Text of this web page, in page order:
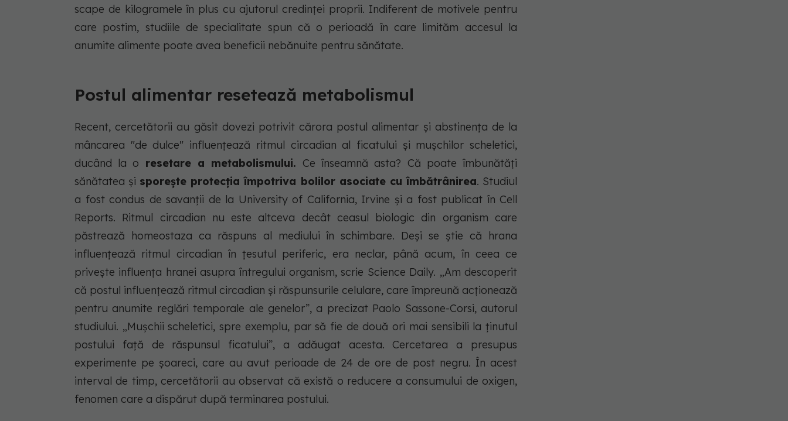
scape de kilogramele în plus cu ajutorul credinţei proprii. Indiferent de motivele pentru
care postim, studiile de specialitate spun că o perioadă în care limităm accesul la
anumite alimente poate avea beneficii nebănuite pentru sănătate.
Postul alimentar resetează metabolismul
Recent, cercetătorii au găsit dovezi potrivit cărora postul alimentar şi abstinenţa de la
mâncarea "de dulce" influenţează ritmul circadian al ficatului şi muşchilor scheletici,
ducând la o resetare a metabolismului. Ce înseamnă asta? Că poate îmbunătăţi
sănătatea şi sporeşte protecţia împotriva bolilor asociate cu îmbătrânirea. Studiul
a fost condus de savanţii de la University of California, Irvine şi a fost publicat în Cell
Reports. Ritmul circadian nu este altceva decât ceasul biologic din organism care
păstrează homeostaza ca răspuns al mediului în schimbare. Deşi se ştie că hrana
influenţează ritmul circadian în ţesutul periferic, era neclar, până acum, în ceea ce
priveşte influenţa hranei asupra întregului organism, scrie Science Daily. „Am descoperit
că postul influenţează ritmul circadian şi răspunsurile celulare, care împreună acţionează
pentru anumite reglări temporale ale genelor”, a precizat Paolo Sassone-Corsi, autorul
studiului. „Muşchii scheletici, spre exemplu, par să fie de două ori mai sensibili la ţinutul
postului faţă de răspunsul ficatului”, a adăugat acesta. Cercetarea a presupus
experimente pe şoareci, care au avut perioade de 24 de ore de post negru. În acest
interval de timp, cercetătorii au observat că există o reducere a consumului de oxigen,
fenomen care a dispărut după terminarea postului.